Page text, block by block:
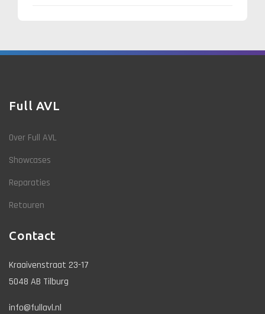
Full AVL
Over Full AVL
Showcases
Reparaties
Retouren
Contact
Kraaivenstraat 23-17
5048 AB Tilburg
info@fullavl.nl